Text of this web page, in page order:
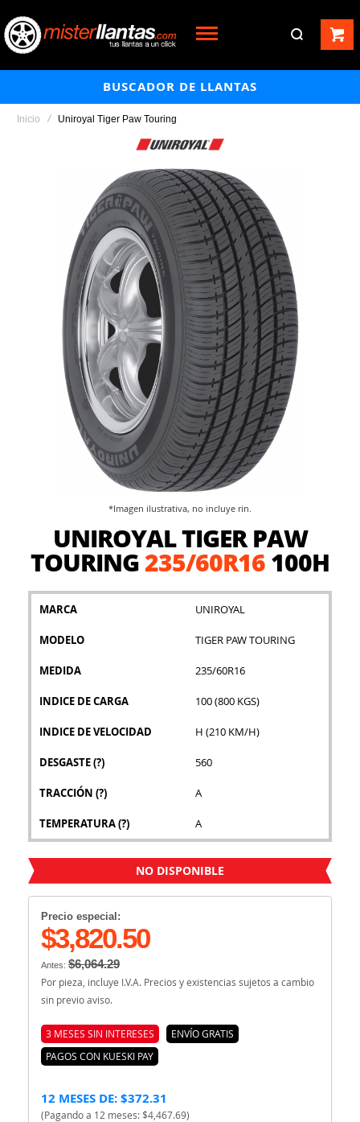
BUSCADOR DE LLANTAS
Inicio Uniroyal Tiger Paw Touring
UNIROYAL TIGER PAW
TOURING235/60R16100H
MARCA UNIROYAL
MODELO TIGER PAW TOURING
MEDIDA 235/60R16
INDICE DE CARGA 100 (800 KGS)
INDICE DE VELOCIDAD H (210 KM/H)
DESGASTE(?) 560
TRACCIÓN (?) A
TEMPERATURA(?) A
NO DISPONIBLE
Precio especial:
$3,820.50
Antes: $6,064.29
Por pieza, incluye I.V.A. Precios y existencias sujetos a cambio
sin previo aviso.
3 MESES SIN INTERESES
ENVÍO GRATIS
PAGOS CON KUESKI PAY
12 MESES DE: $372.31
(Pagando a 12 meses: $4,467.69)
*Imagen ilustrativa, no incluye rin.
comienzo
galería
imágenes